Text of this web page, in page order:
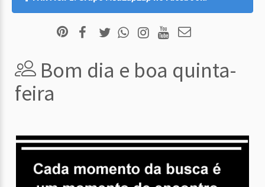
Bom dia e boa quinta-
feira